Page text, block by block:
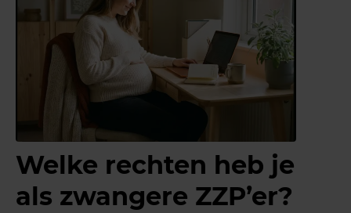
Welke rechten heb je
als zwangere ZZP’er?